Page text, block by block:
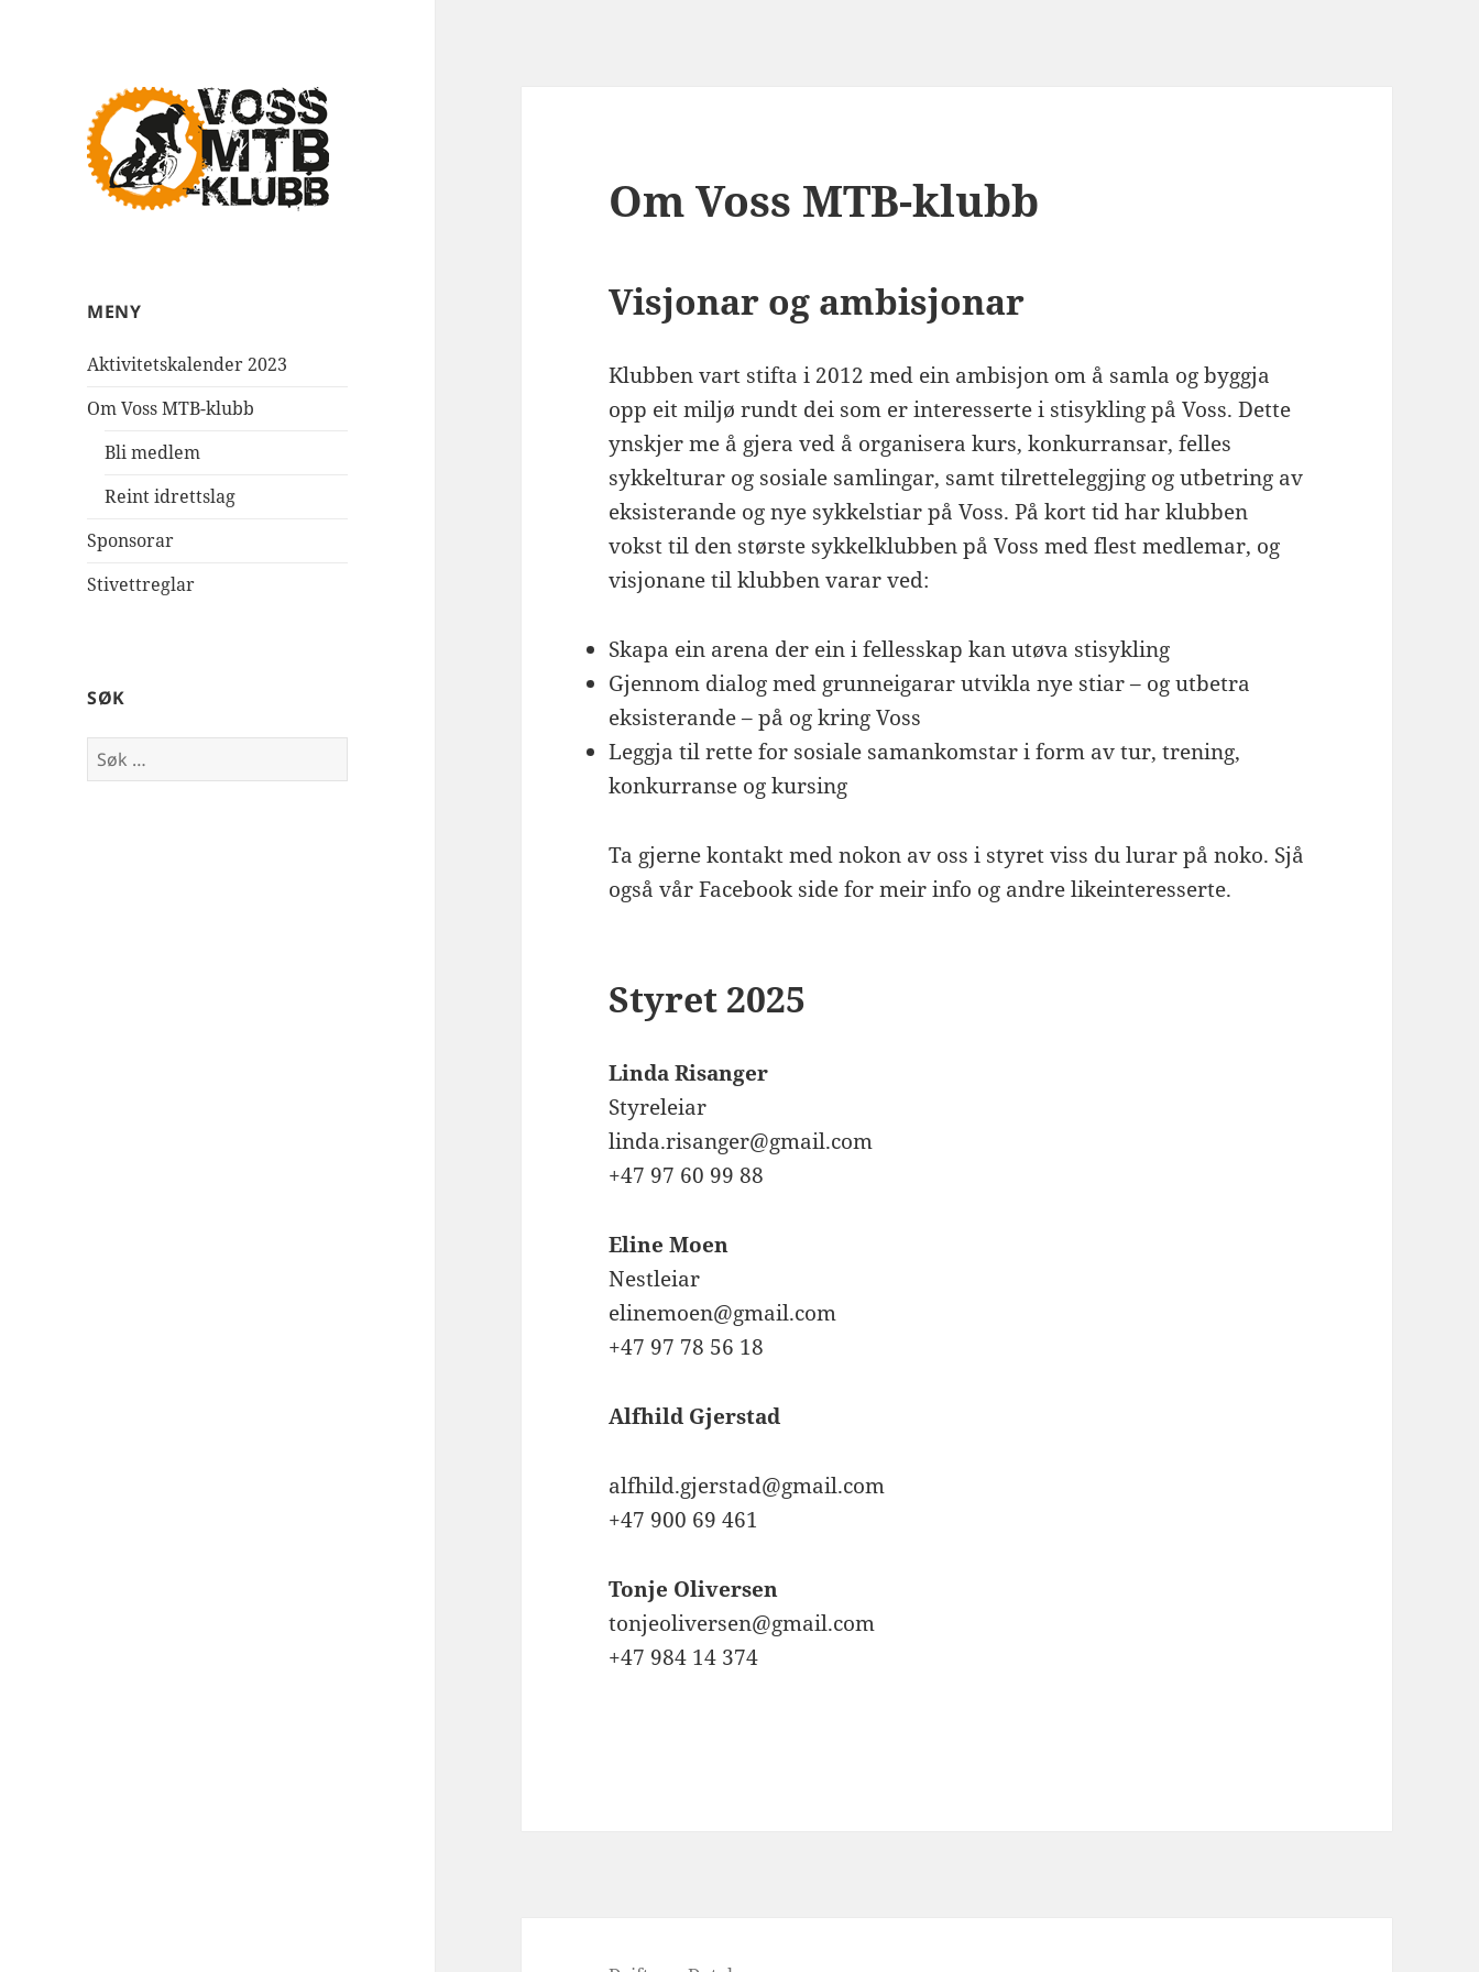
MENY
Aktivitetskalender 2023
Om Voss MTB-klubb
Bli medlem
Reint idrettslag
Sponsorar
Stivettreglar
SØK
Leit
etter:
Om Voss MTB-klubb
Visjonar og ambisjonar
Klubben vart stifta i 2012 med ein ambisjon om å samla og byggja
opp eit miljø rundt dei som er interesserte i stisykling på Voss. Dette
ynskjer me å gjera ved å organisera kurs, konkurransar, felles
sykkelturar og sosiale samlingar, samt tilretteleggjing og utbetring av
eksisterande og nye sykkelstiar på Voss. På kort tid har klubben
vokst til den største sykkelklubben på Voss med flest medlemar, og
visjonane til klubben varar ved:
Skapa ein arena der ein i fellesskap kan utøva stisykling
Gjennom dialog med grunneigarar utvikla nye stiar – og utbetra
eksisterande – på og kring Voss
Leggja til rette for sosiale samankomstar i form av tur, trening,
konkurranse og kursing
Ta gjerne kontakt med nokon av oss i styret viss du lurar på noko. Sjå
også vår Facebook side for meir info og andre likeinteresserte.
Styret 2025
Linda Risanger
Styreleiar
linda.risanger@gmail.com
+47 97 60 99 88
Eline Moen
Nestleiar
elinemoen@gmail.com
+47 97 78 56 18
Alfhild Gjerstad
alfhild.gjerstad@gmail.com
+47 900 69 461
Tonje Oliversen
tonjeoliversen@gmail.com
+47 984 14 374